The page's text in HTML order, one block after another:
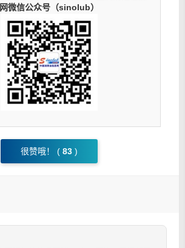
网微信公众号（sinolub）
很赞哦！ ( 83 )